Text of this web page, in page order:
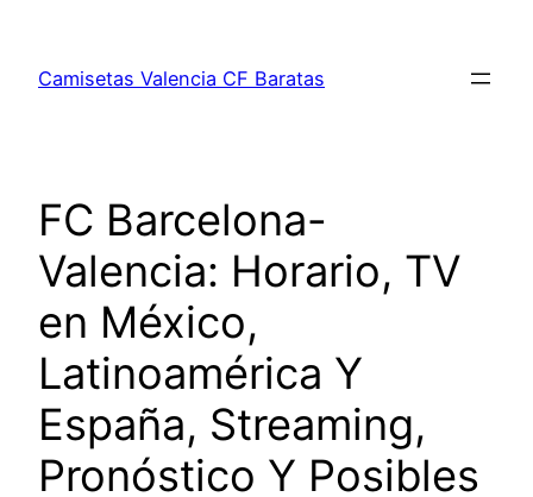
contenido
Camisetas Valencia CF Baratas
FC Barcelona-
Valencia: Horario, TV
en México,
Latinoamérica Y
España, Streaming,
Pronóstico Y Posibles